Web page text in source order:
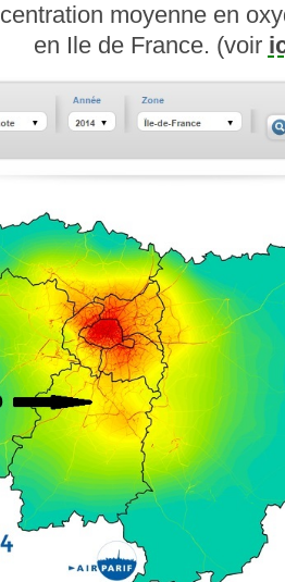
moyenne en
en Ile de France. (voir